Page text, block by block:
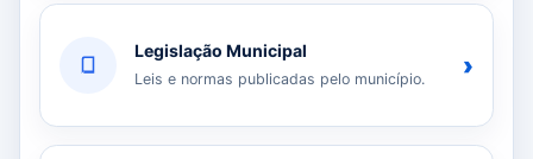
Legislação Municipal
Leis e normas publicadas pelo município. ›